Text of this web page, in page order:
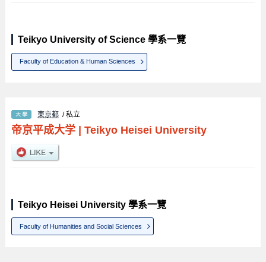
Teikyo University of Science 學系一覽
Faculty of Education & Human Sciences
東京都 / 私立
帝京平成大学| Teikyo Heisei University
Teikyo Heisei University 學系一覽
Faculty of Humanities and Social Sciences